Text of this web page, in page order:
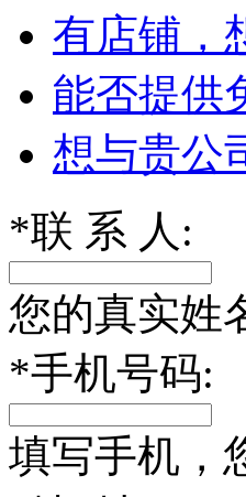
有店铺，
能否提供
想与贵公
*联 系 人:
您的真实姓
*手机号码:
填写手机，